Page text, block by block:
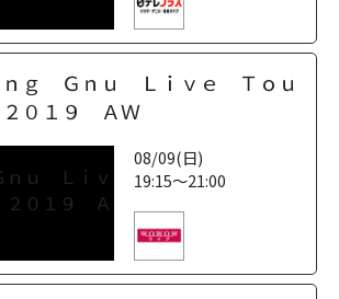
ｎｇ Ｇｎｕ Ｌｉｖｅ Ｔｏｕ
０１９ ＡＷ
08/09(日)
19:15～21:00